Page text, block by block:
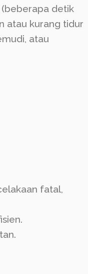
detik
atau kurang tidur
atau
fatal,